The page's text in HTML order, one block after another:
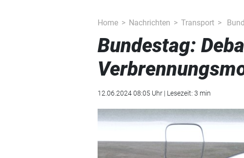
Home Nachrichten Transport
Bundestag:
12.06.2024 08:05 Uhr | Lesezeit: 3 min